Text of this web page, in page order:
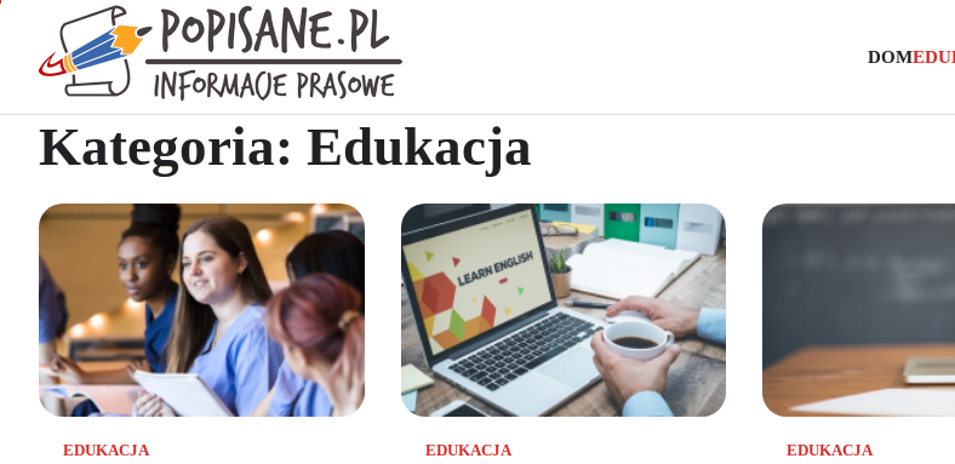
content
DOM
Kategoria: Edukacja
EDUKACJA EDUKACJA EDUKACJA